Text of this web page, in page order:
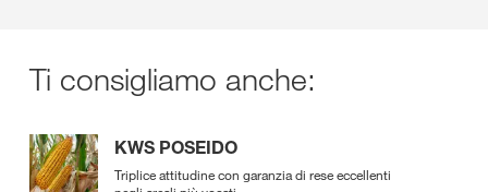
Ti consigliamo anche:
KWS POSEIDO
Triplice attitudine con garanzia di rese eccellenti